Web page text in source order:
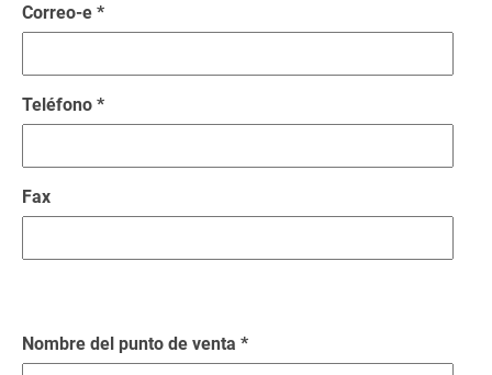
Correo-e *
Teléfono *
Fax
Nombre del punto de venta *